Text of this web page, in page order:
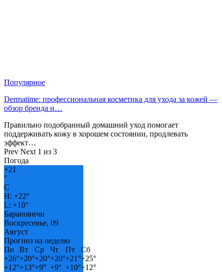
Популярное
Dermatime: профессиональная косметика для ухода за кожей —
обзор бренда и…
Правильно подобранный домашний уход помогает
поддерживать кожу в хорошем состоянии, продлевать
эффект…
Prev Next 1 из 3
Погода
+21
°
C
H: +22°
L: +10°
Барановичи
Воскресенье, 09
Август
Прогноз на неделю
Пн
Вт Ср Чт Пт
Сб
+26°+20°+20°+20°+21°+25°
+12°+13°+9° +9° +10°+12°